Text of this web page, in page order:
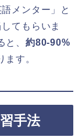
メンター」と
てもらいま
、 約80-90%
ます。
手法